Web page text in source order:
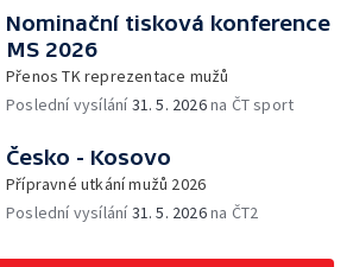
Nominační tisková konference
MS 2026
Přenos TK reprezentace mužů
Poslední vysílání31. 5. 2026na ČT sport
Česko - Kosovo
Přípravné utkání mužů 2026
Poslední vysílání31. 5. 2026na ČT2